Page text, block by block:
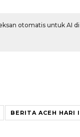
otomatis untuk AI di
BERITA ACEH HARI